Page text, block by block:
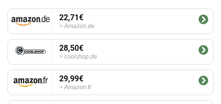
22,71€
Amazon.de
28,50€
coolshop.de
29,99€
Amazon.fr